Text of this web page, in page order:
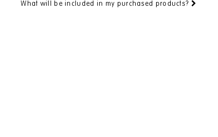
What will be included in my purchased products?